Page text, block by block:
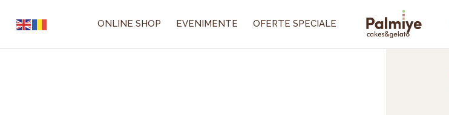
ONLINE SHOP EVENIMENTE OFERTE SPECIALE